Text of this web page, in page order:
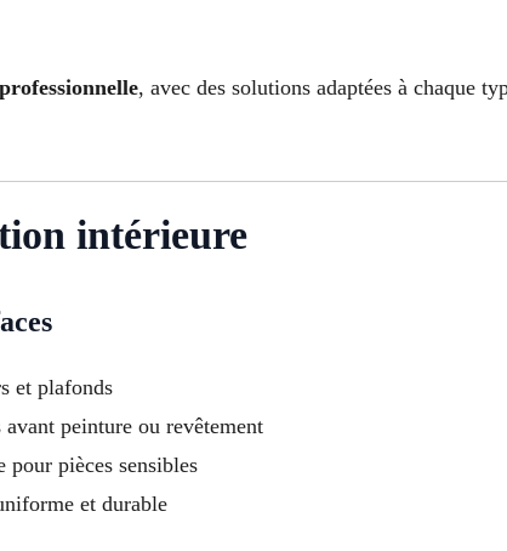
, avec des solutions adaptées à chaque
intérieure
et plafonds
peinture ou revêtement
pièces sensibles
et durable